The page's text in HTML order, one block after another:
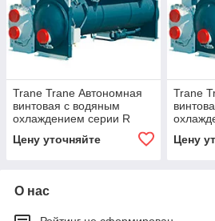
Trane Trane Автономная
винтовая с водяным
охлаждением серии R
Цену уточняйте
Trane
Цену
О нас